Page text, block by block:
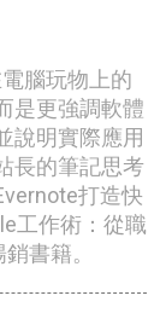
腦玩物上的
是更強調軟體
說明實際應用
長的筆記思考
打造快
工作術：從職
書籍。